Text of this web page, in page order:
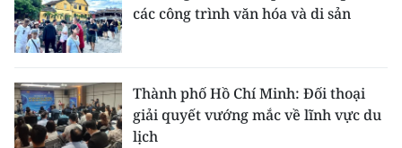
các công trình văn hóa và di sản
Thành phố Hồ Chí Minh: Đối thoại
giải quyết vướng mắc về lĩnh vực du
lịch